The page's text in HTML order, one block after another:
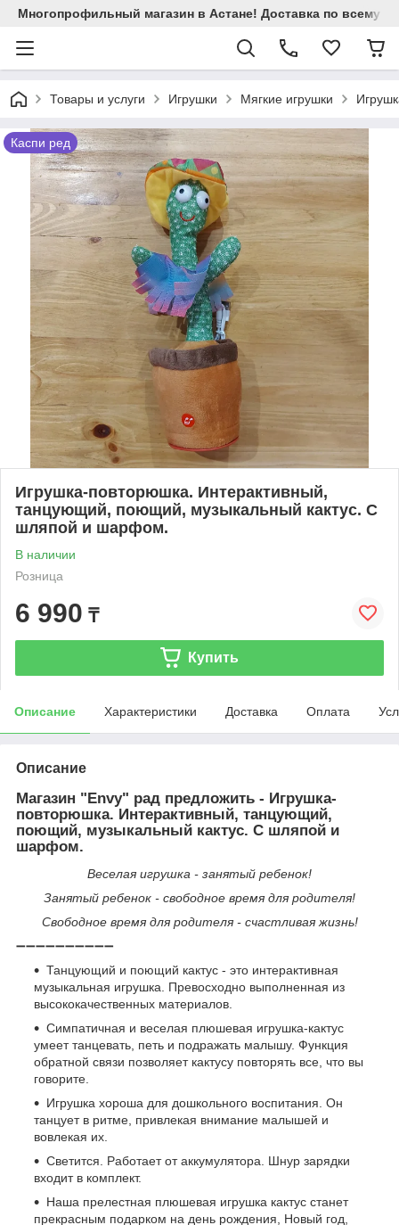
Многопрофильный магазин в Астане! Доставка по всему
Товары и услуги Игрушки Мягкие игрушки
Каспи ред
Игрушка-повторюшка. Интерактивный,
танцующий, поющий, музыкальный кактус. С
шляпой и шарфом.
В наличии
Розница
6 990 ₸
Купить
Описание Характеристики Доставка Оплата
Описание
Магазин "Envy" рад предложить - Игрушка-
повторюшка. Интерактивный, танцующий,
поющий, музыкальный кактус. С шляпой и
шарфом.
Веселая игрушка - занятый ребенок!
Занятый ребенок - свободное время для родителя!
Свободное время для родителя - счастливая жизнь!
➖➖➖➖➖➖➖➖➖➖
Танцующий и поющий кактус - это интерактивная
музыкальная игрушка. Превосходно выполненная из
высококачественных материалов.
Симпатичная и веселая плюшевая игрушка-кактус
умеет танцевать, петь и подражать малышу. Функция
обратной связи позволяет кактусу повторять все, что вы
говорите.
Игрушка хороша для дошкольного воспитания. Он
танцует в ритме, привлекая внимание малышей и
вовлекая их.
Светится. Работает от аккумулятора. Шнур зарядки
входит в комплект.
Наша прелестная плюшевая игрушка кактус станет
прекрасным подарком на день рождения, Новый год,